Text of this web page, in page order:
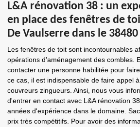
L&A rénovation 38 : un
en place des fenêtres de
De Vaulserre dans le 38480
Les fenêtres de toit sont incontournables
opérations d'aménagement des combles.
contacter une personne habilitée pour
ce cas, il est indispensable de faire appel
couvreurs zingueurs. Ainsi, nous vous
d'entrer en contact avec L&A rénovation
années d'expérience dans le domaine.
prix très compétitifs. Pour avoir des